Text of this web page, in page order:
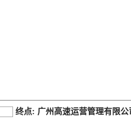
终点: 广州高速运营管理有限